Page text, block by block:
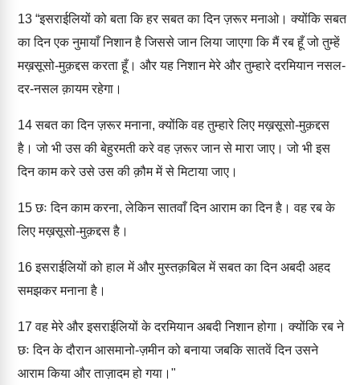
13 “इसराईलियों को बता कि हर सबत का दिन ज़रूर मनाओ। क्योंकि सबत
का दिन एक नुमायाँ निशान है जिससे जान लिया जाएगा कि मैं रब हूँ जो तुम्हें
मख़सूसो-मुक़द्दस करता हूँ। और यह निशान मेरे और तुम्हारे दरमियान नसल-
दर-नसल क़ायम रहेगा।
14सबत का दिन ज़रूर मनाना, क्योंकि वह तुम्हारे लिए मख़सूसो-मुक़द्दस
है। जो भी उस की बेहुरमती करे वह ज़रूर जान से मारा जाए। जो भी इस
दिन काम करे उसे उस की क़ौम में से मिटाया जाए।
15छः दिन काम करना, लेकिन सातवाँ दिन आराम का दिन है। वह रब के
लिए मख़सूसो-मुक़द्दस है।
16इसराईलियों को हाल में और मुस्तक़बिल में सबत का दिन अबदी अहद
समझकर मनाना है।
17 वह मेरे और इसराईलियों के दरमियान अबदी निशान होगा। क्योंकि रब ने
छः दिन के दौरान आसमानो-ज़मीन को बनाया जबकि सातवें दिन उसने
आराम किया और ताज़ादम हो गया।"